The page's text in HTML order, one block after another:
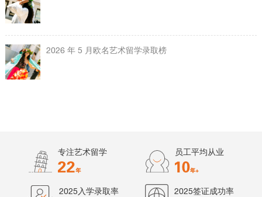
2026 年 5 月欧名艺术留学录取榜
专注艺术留学 员工平均从业
2025入学录取率 2025签证成功率